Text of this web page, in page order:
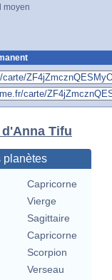
moyen
Tifu
planètes
Capricorne
Vierge
Sagittaire
Capricorne
Scorpion
Verseau